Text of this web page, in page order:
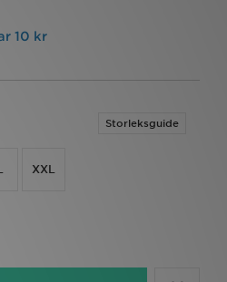
10 kr
Storleksguide
XXL